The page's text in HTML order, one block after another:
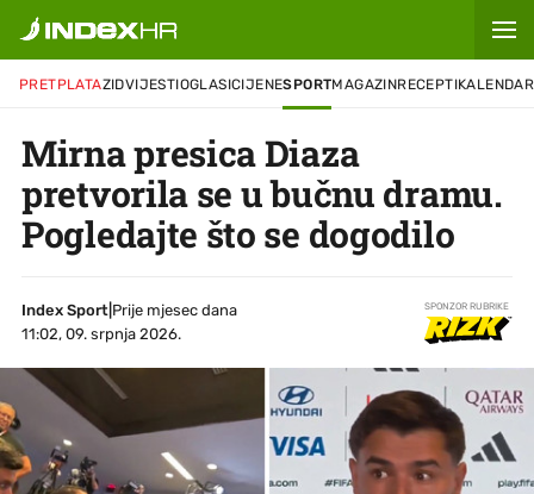
PRETPLATAZIDVIJESTIOGLASICIJENESPORTMAGAZINRECEPTIKALENDAR
Mirna presica Diaza
pretvorila se u bučnu dramu.
Pogledajte što se dogodilo
Index Sport
Prije mjesec dana
11:02, 09. srpnja 2026.
SPONZOR RUBRIKE